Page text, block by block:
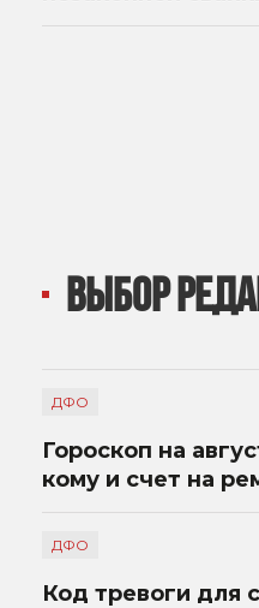
ВЫБОР
ДФО
Гороскоп на
кому и счет на
ДФО
Код тревоги для